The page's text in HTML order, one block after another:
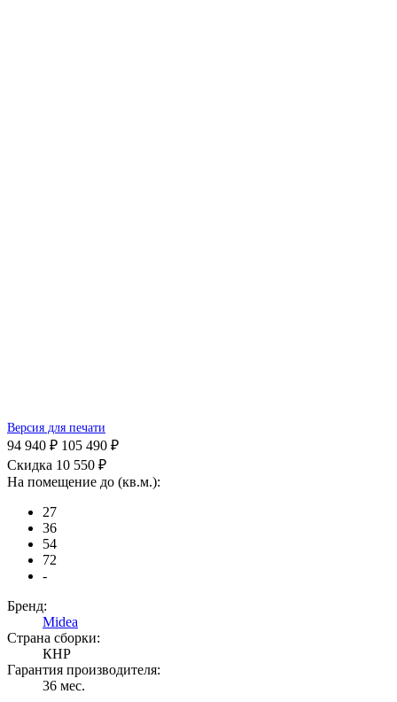
Версия для печати
94 940 ₽ 105 490 ₽
Скидка 10 550 ₽
На помещение до (кв.м.):
27
36
54
72
-
Бренд:
Midea
Страна сборки:
КНР
Гарантия производителя:
36 мес.